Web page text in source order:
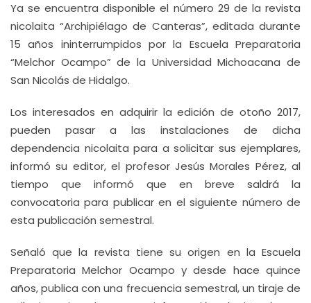
Ya se encuentra disponible el número 29 de la revista
nicolaita “Archipiélago de Canteras”, editada durante
15 años ininterrumpidos por la Escuela Preparatoria
“Melchor Ocampo” de la Universidad Michoacana de
San Nicolás de Hidalgo.
Los interesados en adquirir la edición de otoño 2017,
pueden pasar a las instalaciones de dicha
dependencia nicolaita para a solicitar sus ejemplares,
informó su editor, el profesor Jesús Morales Pérez, al
tiempo que informó que en breve saldrá la
convocatoria para publicar en el siguiente número de
esta publicación semestral.
Señaló que la revista tiene su origen en la Escuela
Preparatoria Melchor Ocampo y desde hace quince
años, publica con una frecuencia semestral, un tiraje de